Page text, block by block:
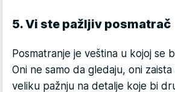
5. Vi ste pažljiv posmatrač
Posmatranje je veština u kojoj se
Oni ne samo da gledaju, oni
veliku pažnju na detalje koje bi